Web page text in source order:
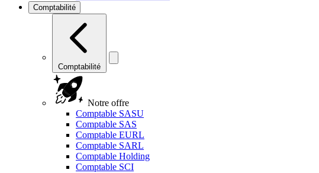
Comptabilité
Comptabilité
Notre offre
Comptable SASU
Comptable SAS
Comptable EURL
Comptable SARL
Comptable Holding
Comptable SCI